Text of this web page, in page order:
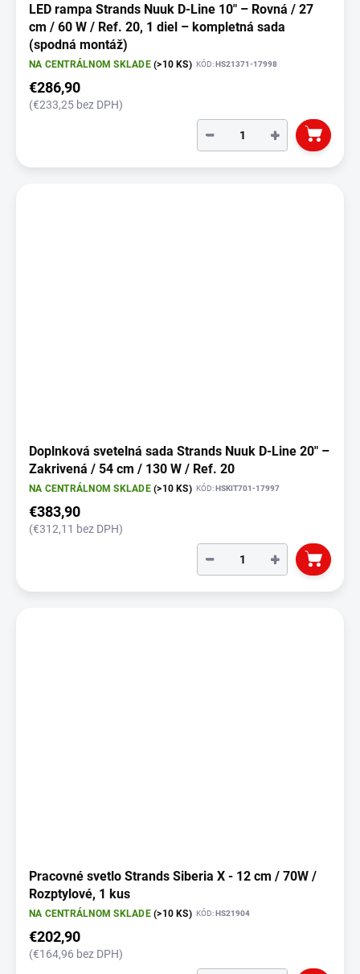
LED rampa Strands Nuuk D-Line 10" – Rovná / 27
cm / 60 W / Ref. 20, 1 diel – kompletná sada
(spodná montáž)
NA CENTRÁLNOM SKLADE(>10 KS) KÓD:HS21371-17998
€286,90
(€233,25 bez DPH)
+
−
Doplnková svetelná sada Strands Nuuk D-Line 20" –
Zakrivená / 54 cm / 130 W / Ref. 20
NA CENTRÁLNOM SKLADE(>10 KS) KÓD: HSKIT701-17997
€383,90
(€312,11 bez DPH)
+
−
Pracovné svetlo Strands Siberia X - 12 cm / 70W /
Rozptylové, 1 kus
NA CENTRÁLNOM SKLADE(>10 KS) KÓD:HS21904
€202,90
(€164,96 bez DPH)